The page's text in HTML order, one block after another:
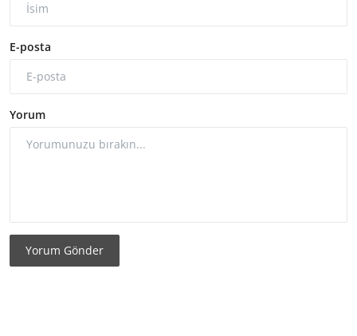
E-posta
Yorum
Yorum Gönder